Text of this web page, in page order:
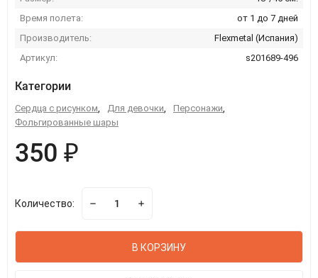
Время полета:
от 1 до 7 дней
Производитель:
Flexmetal (Испания)
Артикул:
s201689-496
Категории
Сердца с рисунком, Для девочки, Персонажи,
Фольгированные шары
350 ₽
Количество:
В КОРЗИНУ